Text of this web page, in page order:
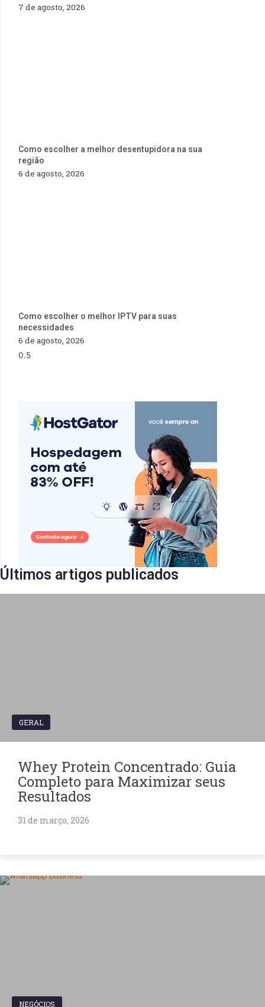
7 de agosto, 2026
Como escolher a melhor desentupidora na sua
região
6 de agosto, 2026
Como escolher o melhor IPTV para suas
necessidades
6 de agosto, 2026
Últimos artigos publicados​
GERAL
Whey Protein Concentrado: Guia
Completo para Maximizar seus
Resultados
31 de março, 2026
NEGÓCIOS